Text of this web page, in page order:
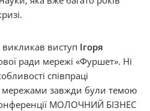
виступ Ігоря
ради мережі «Фуршет». Ні
співпраці
мережами завжди були темою
МОЛОЧНИЙ БІЗНЕС